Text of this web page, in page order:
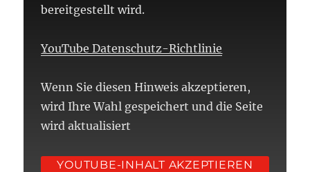
bereitgestellt wird.
YouTube Datenschutz-Richtlinie
Wenn Sie diesen Hinweis akzeptieren,
wird Ihre Wahl gespeichert und die Seite
wird aktualisiert
YOUTUBE-INHALT AKZEPTIEREN